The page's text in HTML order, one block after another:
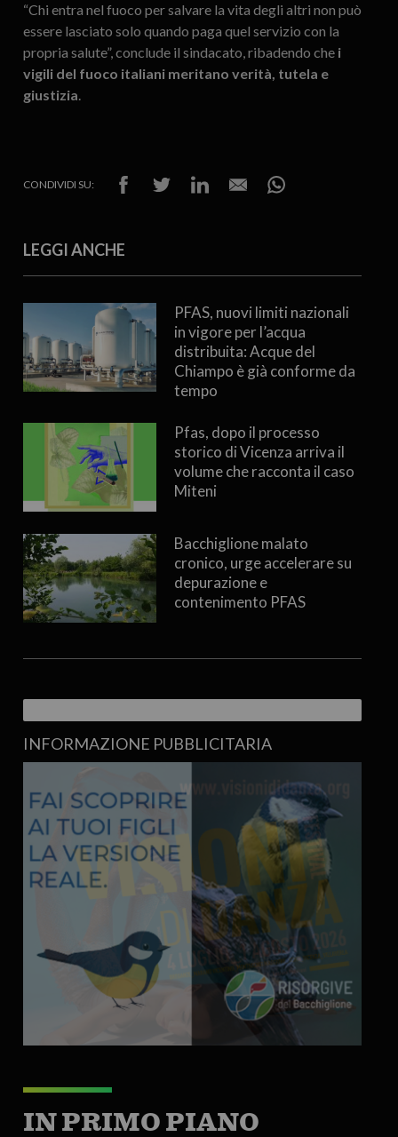
“Chi entra nel fuoco per salvare la vita degli altri non può
essere lasciato solo quando paga quel servizio con la
propria salute”, conclude il sindacato, ribadendo che i
vigili del fuoco italiani meritano verità, tutela e
giustizia.
CONDIVIDI SU:
LEGGI ANCHE
PFAS, nuovi limiti nazionali
in vigore per l’acqua
distribuita: Acque del
Chiampo è già conforme da
tempo
Pfas, dopo il processo
storico di Vicenza arriva il
volume che racconta il caso
Miteni
Bacchiglione malato
cronico, urge accelerare su
depurazione e
contenimento PFAS
INFORMAZIONE PUBBLICITARIA
IN PRIMO PIANO